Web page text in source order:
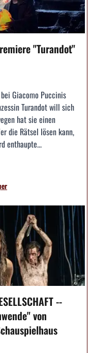
"Turandot"
Giacomo Puccinis
Turandot will sich
hat sie einen
die Rätsel lösen kann,
enthaupte...
--
von